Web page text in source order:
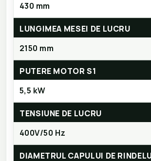
430 mm
LUNGIMEA MESEI DE LUCRU
2150 mm
PUTERE MOTOR S1
5,5 kW
TENSIUNE DE LUCRU
400V/50 Hz
DIAMETRUL CAPULUI DE